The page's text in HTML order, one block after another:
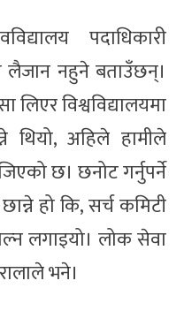
पदाधिकारी
लैजान नहुने बताउँछन्।
लिएर विश्वविद्यालयमा
थियो, अहिले हामीले
छ। छनोट गर्नुपर्ने
हो कि, सर्च कमिटी
लगाइयो। लोक सेवा
भने।